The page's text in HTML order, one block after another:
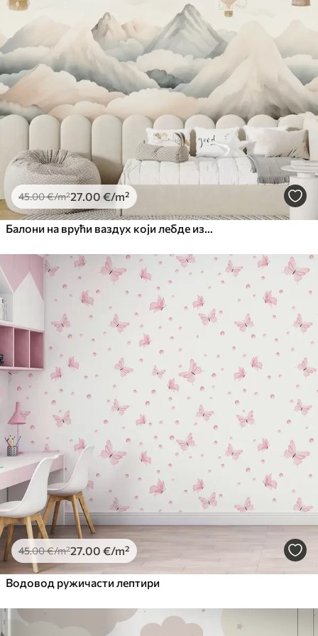
45.00€/m²27 .00 €/m²
45.00€/m²27 .00 €/m²
Водовод ружичасти лептири